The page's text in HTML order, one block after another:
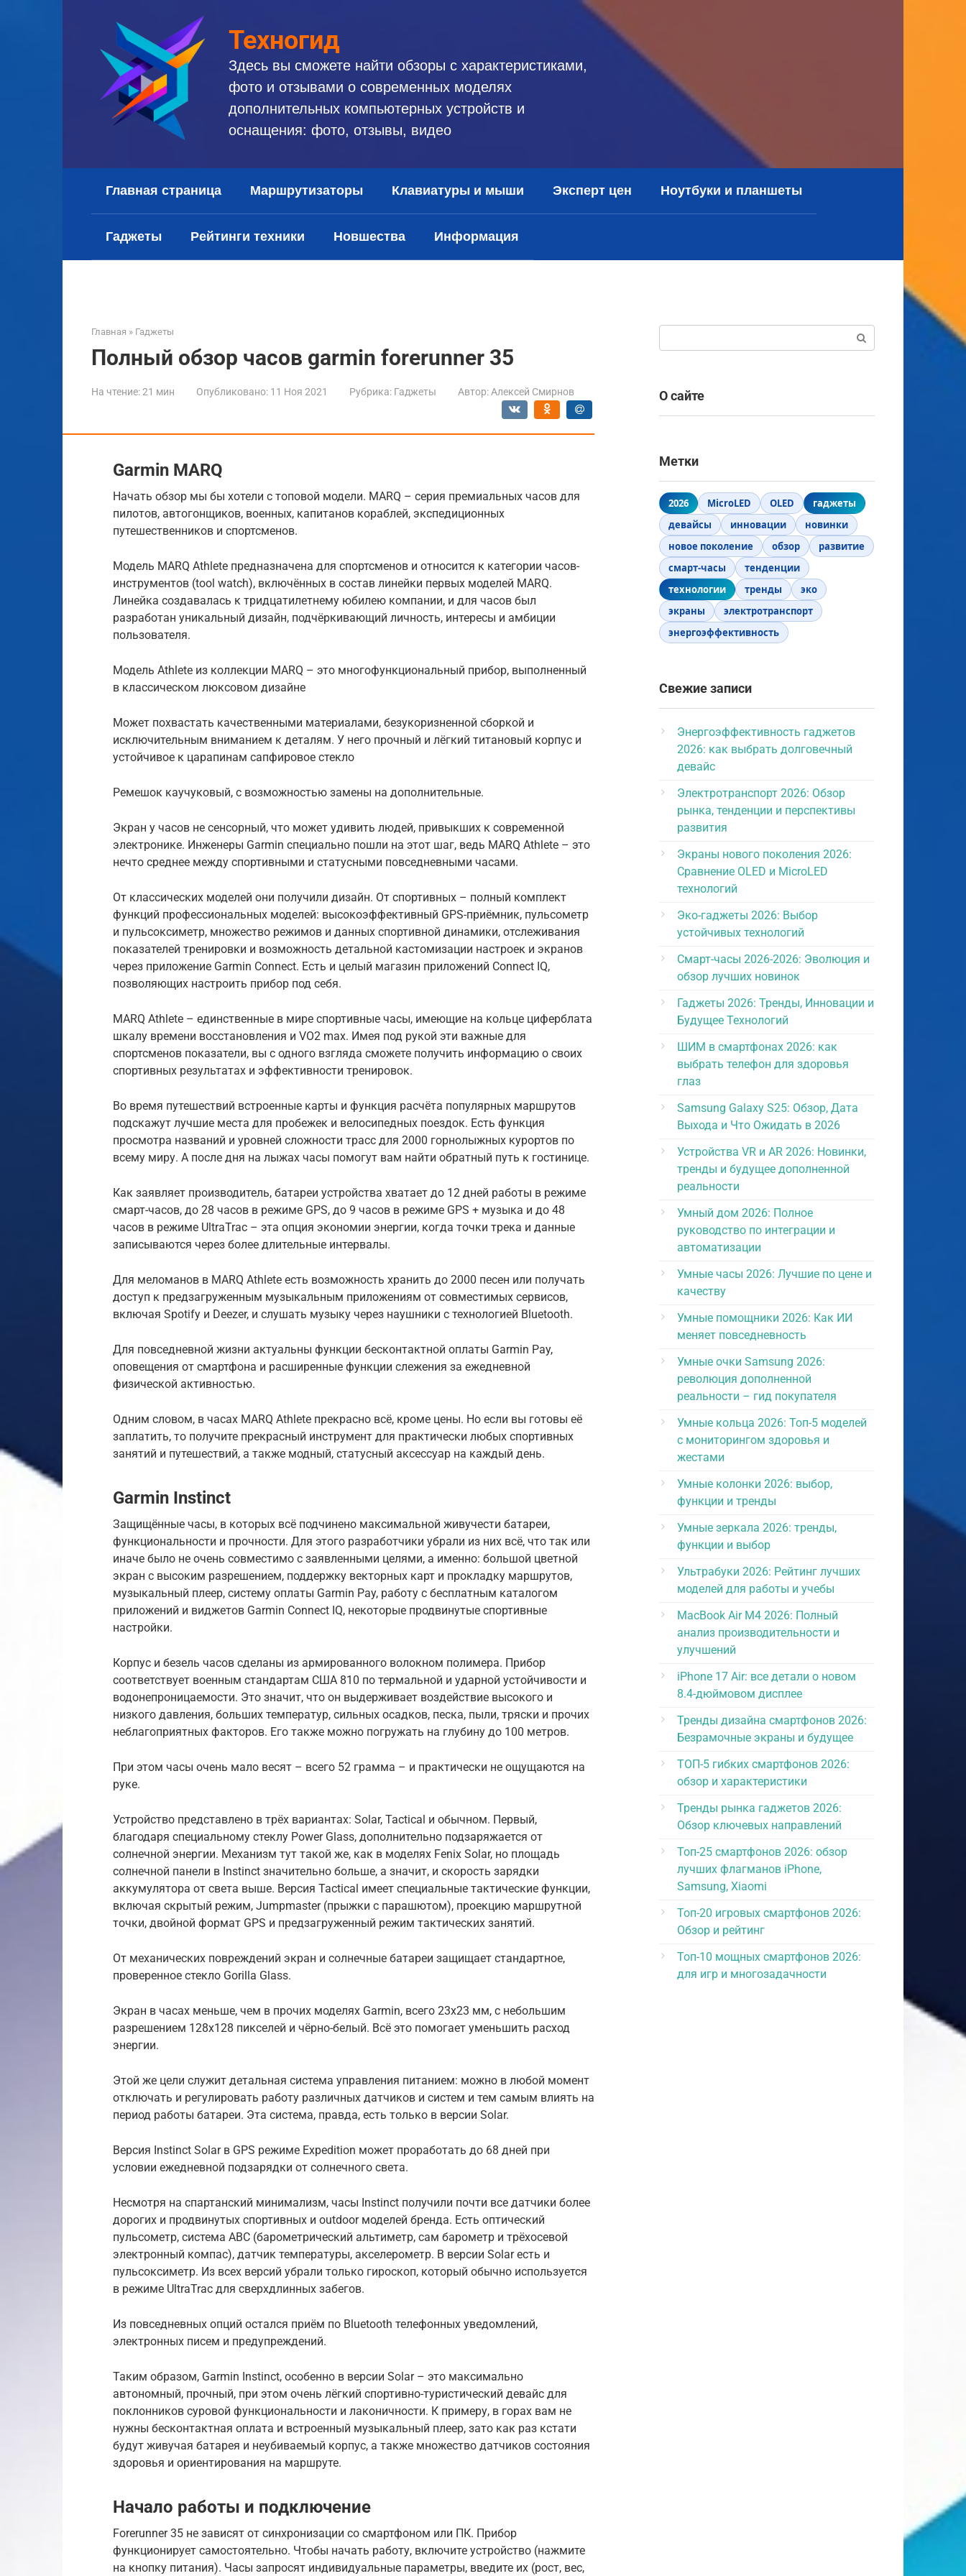
Техногид
Здесь вы сможете найти обзоры с характеристиками,
фото и отзывами о современных моделях
дополнительных компьютерных устройств и
оснащения: фото, отзывы, видео
Главная страница Маршрутизаторы Клавиатуры и мыши Эксперт цен Ноутбуки и планшеты
Гаджеты Рейтинги техники Новшества Информация
Главная » Гаджеты
Полный обзор часов garmin forerunner 35
На чтение:21 мин Опубликовано: 11 Ноя 2021 Рубрика: Гаджеты Автор: Алексей Смирнов
Garmin MARQ
Начать обзор мы бы хотели с топовой модели. MARQ – серия премиальных часов для
пилотов, автогонщиков, военных, капитанов кораблей, экспедиционных
путешественников и спортсменов.
Модель MARQ Athlete предназначена для спортсменов и относится к категории часов-
инструментов (tool watch), включённых в состав линейки первых моделей MARQ.
Линейка создавалась к тридцатилетнему юбилею компании, и для часов был
разработан уникальный дизайн, подчёркивающий личность, интересы и амбиции
пользователя.
Модель Athlete из коллекции MARQ – это многофункциональный прибор, выполненный
в классическом люксовом дизайне
Может похвастать качественными материалами, безукоризненной сборкой и
исключительным вниманием к деталям. У него прочный и лёгкий титановый корпус и
устойчивое к царапинам сапфировое стекло
Ремешок каучуковый, с возможностью замены на дополнительные.
Экран у часов не сенсорный, что может удивить людей, привыкших к современной
электронике. Инженеры Garmin специально пошли на этот шаг, ведь MARQ Athlete – это
нечто среднее между спортивными и статусными повседневными часами.
От классических моделей они получили дизайн. От спортивных – полный комплект
функций профессиональных моделей: высокоэффективный GPS-приёмник, пульсометр
и пульсоксиметр, множество режимов и данных спортивной динамики, отслеживания
показателей тренировки и возможность детальной кастомизации настроек и экранов
через приложение Garmin Connect. Есть и целый магазин приложений Connect IQ,
позволяющих настроить прибор под себя.
MARQ Athlete – единственные в мире спортивные часы, имеющие на кольце циферблата
шкалу времени восстановления и VO2 max. Имея под рукой эти важные для
спортсменов показатели, вы с одного взгляда сможете получить информацию о своих
спортивных результатах и эффективности тренировок.
Во время путешествий встроенные карты и функция расчёта популярных маршрутов
подскажут лучшие места для пробежек и велосипедных поездок. Есть функция
просмотра названий и уровней сложности трасс для 2000 горнолыжных курортов по
всему миру. А после дня на лыжах часы помогут вам найти обратный путь к гостинице.
Как заявляет производитель, батареи устройства хватает до 12 дней работы в режиме
смарт-часов, до 28 часов в режиме GPS, до 9 часов в режиме GPS + музыка и до 48
часов в режиме UltraTrac – эта опция экономии энергии, когда точки трека и данные
записываются через более длительные интервалы.
Для меломанов в MARQ Athlete есть возможность хранить до 2000 песен или получать
доступ к предзагруженным музыкальным приложениям от совместимых сервисов,
включая Spotify и Deezer, и слушать музыку через наушники с технологией Bluetooth.
Для повседневной жизни актуальны функции бесконтактной оплаты Garmin Pay,
оповещения от смартфона и расширенные функции слежения за ежедневной
физической активностью.
Одним словом, в часах MARQ Athlete прекрасно всё, кроме цены. Но если вы готовы её
заплатить, то получите прекрасный инструмент для практически любых спортивных
занятий и путешествий, а также модный, статусный аксессуар на каждый день.
Garmin Instinct
Защищённые часы, в которых всё подчинено максимальной живучести батареи,
функциональности и прочности. Для этого разработчики убрали из них всё, что так или
иначе было не очень совместимо с заявленными целями, а именно: большой цветной
экран с высоким разрешением, поддержку векторных карт и прокладку маршрутов,
музыкальный плеер, систему оплаты Garmin Pay, работу с бесплатным каталогом
приложений и виджетов Garmin Connect IQ, некоторые продвинутые спортивные
настройки.
Корпус и безель часов сделаны из армированного волокном полимера. Прибор
соответствует военным стандартам США 810 по термальной и ударной устойчивости и
водонепроницаемости. Это значит, что он выдерживает воздействие высокого и
низкого давления, больших температур, сильных осадков, песка, пыли, тряски и прочих
неблагоприятных факторов. Его также можно погружать на глубину до 100 метров.
При этом часы очень мало весят – всего 52 грамма – и практически не ощущаются на
руке.
Устройство представлено в трёх вариантах: Solar, Tactical и обычном. Первый,
благодаря специальному стеклу Power Glass, дополнительно подзаряжается от
солнечной энергии. Механизм тут такой же, как в моделях Fenix Solar, но площадь
солнечной панели в Instinct значительно больше, а значит, и скорость зарядки
аккумулятора от света выше. Версия Tactical имеет специальные тактические функции,
включая скрытый режим, Jumpmaster (прыжки с парашютом), проекцию маршрутной
точки, двойной формат GPS и предзагруженный режим тактических занятий.
От механических повреждений экран и солнечные батареи защищает стандартное,
проверенное стекло Gorilla Glass.
Экран в часах меньше, чем в прочих моделях Garmin, всего 23х23 мм, с небольшим
разрешением 128х128 пикселей и чёрно-белый. Всё это помогает уменьшить расход
энергии.
Этой же цели служит детальная система управления питанием: можно в любой момент
отключать и регулировать работу различных датчиков и систем и тем самым влиять на
период работы батареи. Эта система, правда, есть только в версии Solar.
Версия Instinct Solar в GPS режиме Expedition может проработать до 68 дней при
условии ежедневной подзарядки от солнечного света.
Несмотря на спартанский минимализм, часы Instinct получили почти все датчики более
дорогих и продвинутых спортивных и outdoor моделей бренда. Есть оптический
пульсометр, система АВС (барометрический альтиметр, сам барометр и трёхосевой
электронный компас), датчик температуры, акселерометр. В версии Solar есть и
пульсоксиметр. Из всех версий убрали только гироскоп, который обычно используется
в режиме UltraTrac для сверхдлинных забегов.
Из повседневных опций остался приём по Bluetooth телефонных уведомлений,
электронных писем и предупреждений.
Таким образом, Garmin Instinct, особенно в версии Solar – это максимально
автономный, прочный, при этом очень лёгкий спортивно-туристический девайс для
поклонников суровой функциональности и лаконичности. К примеру, в горах вам не
нужны бесконтактная оплата и встроенный музыкальный плеер, зато как раз кстати
будут живучая батарея и неубиваемый корпус, а также множество датчиков состояния
здоровья и ориентирования на маршруте.
Начало работы и подключение
Forerunner 35 не зависят от синхронизации со смартфоном или ПК. Прибор
функционирует самостоятельно. Чтобы начать работу, включите устройство (нажмите
на кнопку питания). Часы запросят индивидуальные параметры, введите их (рост, вес,
О сайте
Метки
2026 MicroLED OLED
гаджеты
девайсы
инновации
новинки
новое поколение
обзор
развитие
смарт-часы
тенденции
технологии
тренды
эко
экраны
электротранспорт
энергоэффективность
Свежие записи
Энергоэффективность гаджетов
2026: как выбрать долговечный
девайс
Электротранспорт 2026: Обзор
рынка, тенденции и перспективы
развития
Экраны нового поколения 2026:
Сравнение OLED и MicroLED
технологий
Эко-гаджеты 2026: Выбор
устойчивых технологий
Смарт-часы 2026-2026: Эволюция и
обзор лучших новинок
Гаджеты 2026: Тренды, Инновации и
Будущее Технологий
ШИМ в смартфонах 2026: как
выбрать телефон для здоровья
глаз
Samsung Galaxy S25: Обзор, Дата
Выхода и Что Ожидать в 2026
Устройства VR и AR 2026: Новинки,
тренды и будущее дополненной
реальности
Умный дом 2026: Полное
руководство по интеграции и
автоматизации
Умные часы 2026: Лучшие по цене и
качеству
Умные помощники 2026: Как ИИ
меняет повседневность
Умные очки Samsung 2026:
революция дополненной
реальности – гид покупателя
Умные кольца 2026: Топ-5 моделей
с мониторингом здоровья и
жестами
Умные колонки 2026: выбор,
функции и тренды
Умные зеркала 2026: тренды,
функции и выбор
Ультрабуки 2026: Рейтинг лучших
моделей для работы и учебы
MacBook Air M4 2026: Полный
анализ производительности и
улучшений
iPhone 17 Air: все детали о новом
8.4-дюймовом дисплее
Тренды дизайна смартфонов 2026:
Безрамочные экраны и будущее
ТОП-5 гибких смартфонов 2026:
обзор и характеристики
Тренды рынка гаджетов 2026:
Обзор ключевых направлений
Топ-25 смартфонов 2026: обзор
лучших флагманов iPhone,
Samsung, Xiaomi
Топ-20 игровых смартфонов 2026:
Обзор и рейтинг
Топ-10 мощных смартфонов 2026:
для игр и многозадачности